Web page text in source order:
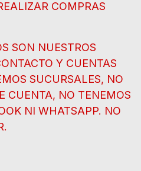
COMPRAS
SON NUESTROS
Y CUENTAS
SUCURSALES, NO
CUENTA, NO TENEMOS
NI WHATSAPP. NO